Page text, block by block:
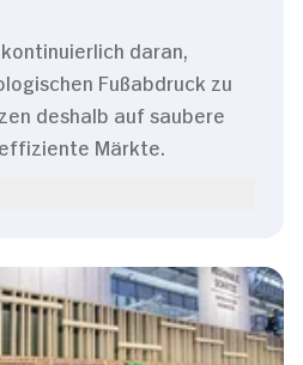
daran,
Fußabdruck zu
deshalb auf saubere
Märkte.